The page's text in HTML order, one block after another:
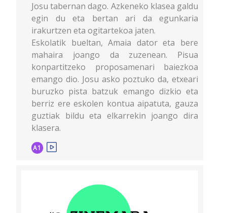
Josu tabernan dago. Azkeneko klasea galdu
egin du eta bertan ari da egunkaria
irakurtzen eta ogitartekoa jaten.
Eskolatik bueltan, Amaia dator eta bere
mahaira joango da zuzenean. Pisua
konpartitzeko proposamenari baiezkoa
emango dio. Josu asko poztuko da, etxeari
buruzko pista batzuk emango dizkio eta
berriz ere eskolen kontua aipatuta, gauza
guztiak bildu eta elkarrekin joango dira
klasera.
A1